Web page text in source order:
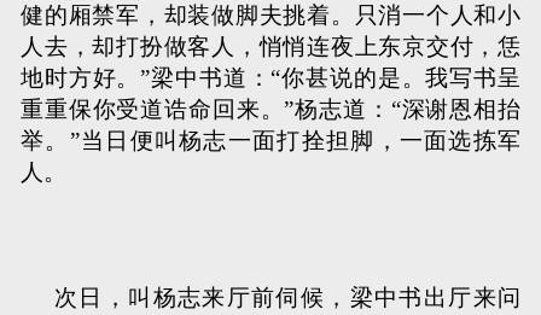
健的厢禁军，却装做脚夫挑着。只消一个人和小
人去，却打扮做客人，悄悄连夜上东京交付，恁
地时方好。”梁中书道：“你甚说的是。我写书呈
重重保你受道诰命回来。”杨志道：“深谢恩相抬
举。”当日便叫杨志一面打拴担脚，一面选拣军
人。
次日，叫杨志来厅前伺候，梁中书出厅来问